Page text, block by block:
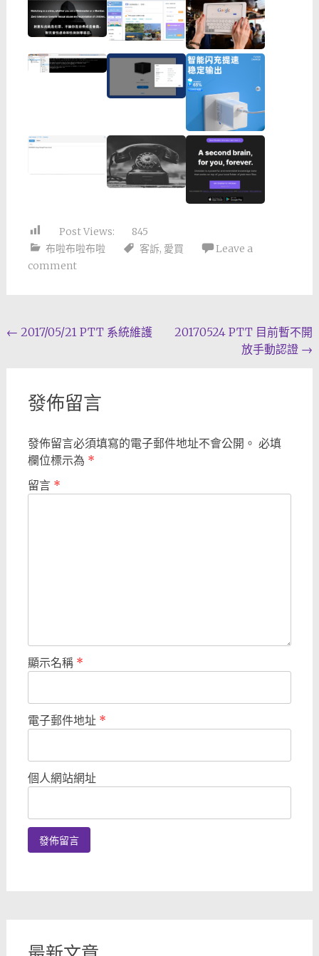
Post Views:
845
布啦布啦布啦
客訴, 愛買
Leave a
comment
Post
← 2017/05/21 PTT 系統維護
20170524 PTT 目前暫不開
放手動認證 →
發佈留言
發佈留言必須填寫的電子郵件地址不會公開。 必填
欄位標示為 *
留言 *
顯示名稱 *
電子郵件地址 *
個人網站網址